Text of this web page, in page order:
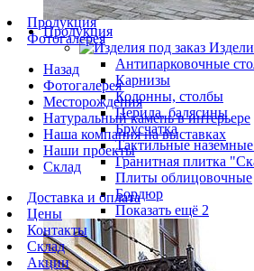
Продукция
Антипарковочные
Карнизы
Колонны, столбы
Перила, балясины
Брусчатка
Тактильные наземные
Гранитная плитка
Плиты облицовочные
Бордюр
Показать ещё 2
Продукция
Фотогалерея
Назад
Фотогалерея
Месторождения
Натуральный камень в интерьере
Наша компания на выставках
Наши проекты
Склад
Доставка и оплата
Цены
Контакты
Склад
Акции